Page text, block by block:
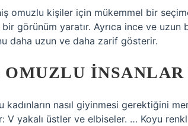
omuzlu kişiler için mükemmel bir
bir görünüm yaratır. Ayrıca ince ve
daha uzun ve daha zarif gösterir.
OMUZLU
kadınların nasıl giyinmesi gerektiğini
V yakalı üstler ve elbiseler. … Koyu